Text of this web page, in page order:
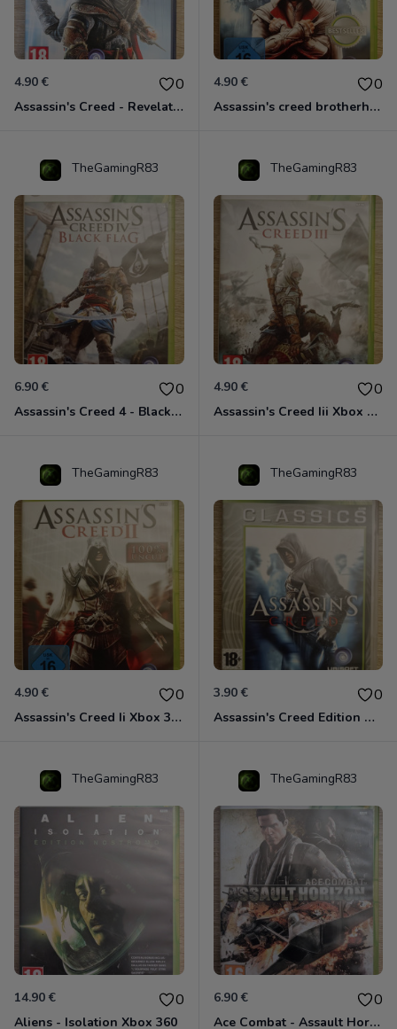
4.90 € 0
Assassin's Creed - Revelations - Classics Edition Xbox 360
4.90 € 0
Assassin's creed brotherhood édition Special Xbox 360 classics
TheGamingR83
6.90 € 0
Assassin's Creed 4 - Black Flag - Edition Benelux Xbox 360
TheGamingR83
4.90 € 0
Assassin's Creed Iii Xbox 360
TheGamingR83
4.90 € 0
Assassin's Creed Ii Xbox 360
TheGamingR83
3.90 € 0
Assassin's Creed Edition Classics Xbox 360
TheGamingR83
14.90 € 0
Aliens - Isolation Xbox 360
TheGamingR83
6.90 € 0
Ace Combat - Assault Horizon Xbox 360